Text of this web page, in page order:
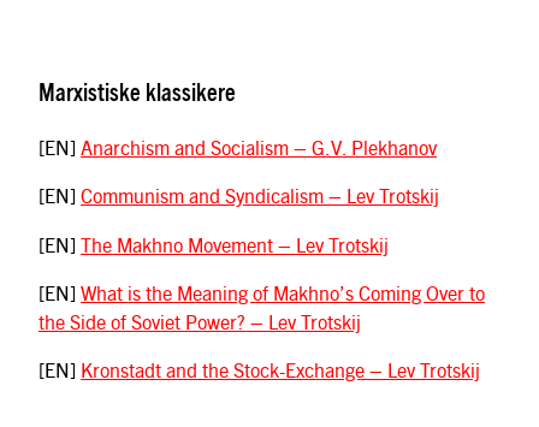
Marxistiske klassikere
[EN] Anarchism and Socialism – G.V. Plekhanov
[EN] Communism and Syndicalism – Lev Trotskij
[EN] The Makhno Movement – Lev Trotskij
[EN] What is the Meaning of Makhno’s Coming Over to
the Side of Soviet Power? – Lev Trotskij
[EN] Kronstadt and the Stock-Exchange – Lev Trotskij